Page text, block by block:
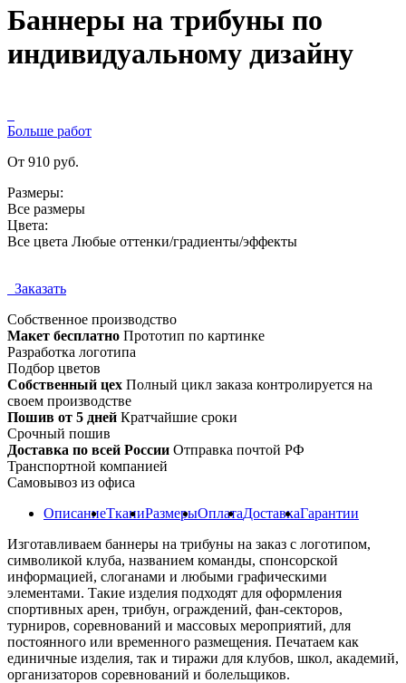
Баннеры на трибуны по
индивидуальному дизайну
Больше работ
От 910 руб.
Размеры:
Все размеры
Цвета:
Все цвета Любые оттенки/градиенты/эффекты
Заказать
Собственное производство
Макет бесплатно Прототип по картинке
Разработка логотипа
Подбор цветов
Собственный цех Полный цикл заказа контролируется на
своем производстве
Пошив от 5 дней Кратчайшие сроки
Срочный пошив
Доставка по всей России Отправка почтой РФ
Транспортной компанией
Самовывоз из офиса
ОписаниеТканиРазмерыОплатаДоставкаГарантии
Изготавливаем баннеры на трибуны на заказ с логотипом,
символикой клуба, названием команды, спонсорской
информацией, слоганами и любыми графическими
элементами. Такие изделия подходят для оформления
спортивных арен, трибун, ограждений, фан-секторов,
турниров, соревнований и массовых мероприятий, для
постоянного или временного размещения. Печатаем как
единичные изделия, так и тиражи для клубов, школ, академий,
организаторов соревнований и болельщиков.